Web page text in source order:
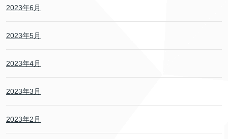
2023年6月
2023年5月
2023年4月
2023年3月
2023年2月